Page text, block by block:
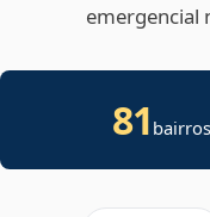
emergencial
81